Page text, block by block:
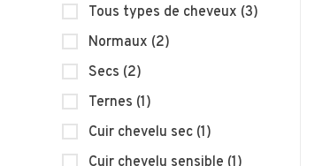
Tous types de cheveux (3)
Normaux (2)
Secs (2)
Ternes (1)
Cuir chevelu sec (1)